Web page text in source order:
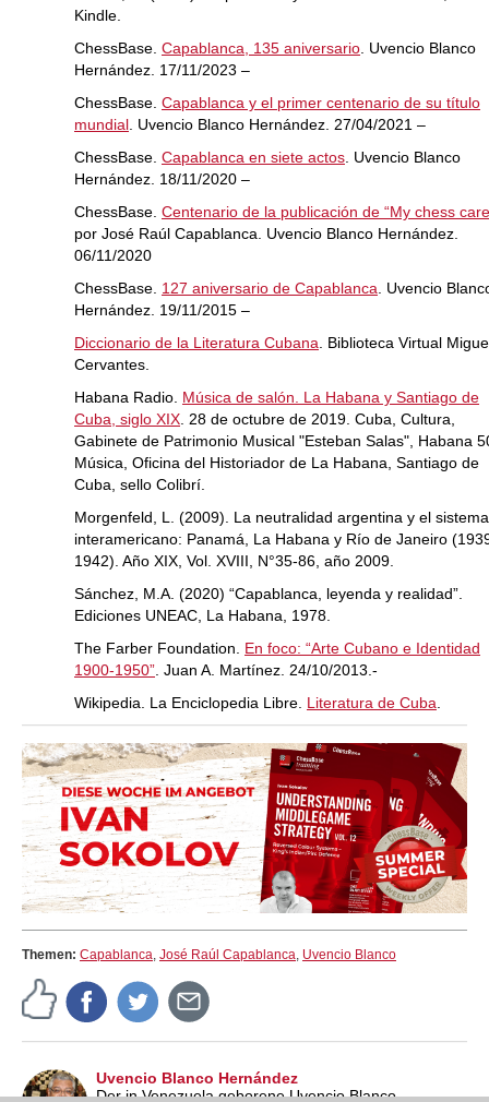
Kindle.
ChessBase. Capablanca, 135 aniversario . Uvencio Blanco
Hernández. 17/11/2023 –
ChessBase. Capablanca y el primer centenario de su título
mundial . Uvencio Blanco Hernández. 27/04/2021 –
ChessBase. Capablanca en siete actos . Uvencio Blanco
Hernández. 18/11/2020 –
ChessBase. Centenario de la publicación de “My chess
por José Raúl Capablanca. Uvencio Blanco Hernández.
06/11/2020
ChessBase. 127 aniversario de Capablanca . Uvencio
Hernández. 19/11/2015 –
Diccionario de la Literatura Cubana . Biblioteca Virtual
Cervantes.
Habana Radio. Música de salón. La Habana y Santiago de
Cuba, siglo XIX . 28 de octubre de 2019. Cuba, Cultura,
Gabinete de Patrimonio Musical "Esteban Salas", Habana
Música, Oficina del Historiador de La Habana, Santiago de
Cuba, sello Colibrí.
Morgenfeld, L. (2009). La neutralidad argentina y el sistema
interamericano: Panamá, La Habana y Río de Janeiro
1942). Año XIX, Vol. XVIII, N°35-86, año 2009.
Sánchez, M.A. (2020) “Capablanca, leyenda y realidad”.
Ediciones UNEAC, La Habana, 1978.
The Farber Foundation. En foco: “Arte Cubano e Identidad
1900-1950” . Juan A. Martínez. 24/10/2013.-
Wikipedia. La Enciclopedia Libre. Literatura de Cuba
Themen: Capablanca, José Raúl Capablanca, Uvencio Blanco
Uvencio Blanco Hernández
Der in Venezuela geborene Uvencio Blanco